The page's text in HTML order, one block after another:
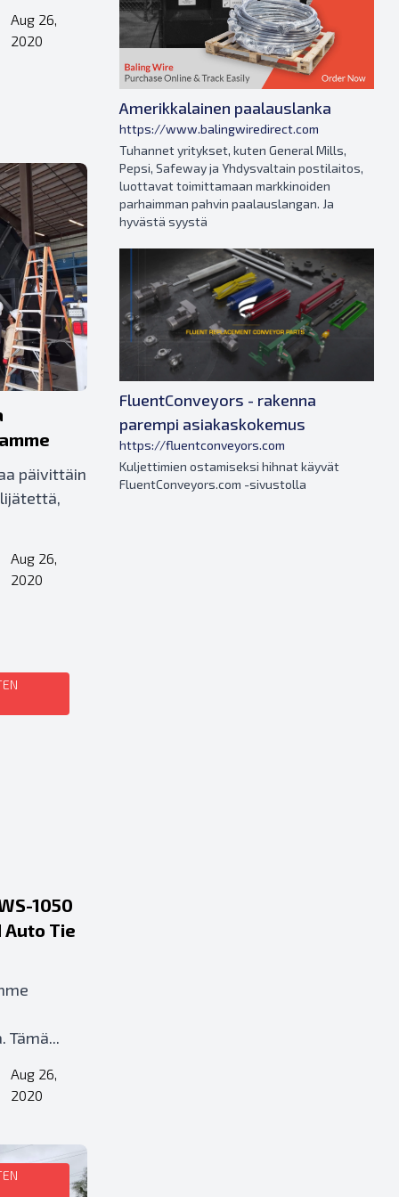
Aug 26,
2020
päivittäin
Aug 26,
2020
1050
Auto Tie
Tämä...
Aug 26,
2020
Amerikkalainen paalauslanka
https://www.balingwiredirect.com
Tuhannet yritykset, kuten General Mills,
Pepsi, Safeway ja Yhdysvaltain postilaitos,
luottavat toimittamaan markkinoiden
parhaimman pahvin paalauslangan. Ja
hyvästä syystä
FluentConveyors - rakenna
parempi asiakaskokemus
https://fluentconveyors.com
Kuljettimien ostamiseksi hihnat käyvät
FluentConveyors.com -sivustolla